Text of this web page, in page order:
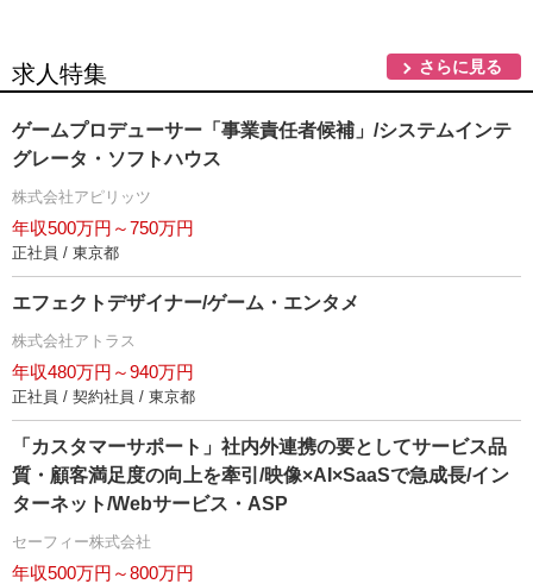
求人特集 さらに見る
ゲームプロデューサー「事業責任者候補」/システムインテ
グレータ・ソフトハウス
株式会社アピリッツ
年収500万円～750万円
正社員 / 東京都
エフェクトデザイナー/ゲーム・エンタメ
株式会社アトラス
年収480万円～940万円
正社員 / 契約社員 / 東京都
「カスタマーサポート」社内外連携の要としてサービス品
質・顧客満足度の向上を牽引/映像×AI×SaaSで急成長/イン
ターネット/Webサービス・ASP
セーフィー株式会社
年収500万円～800万円